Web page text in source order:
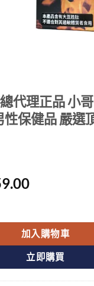
代理正品 小
性保健品 嚴選
Current
$359.00.
加入購物車
立即購買